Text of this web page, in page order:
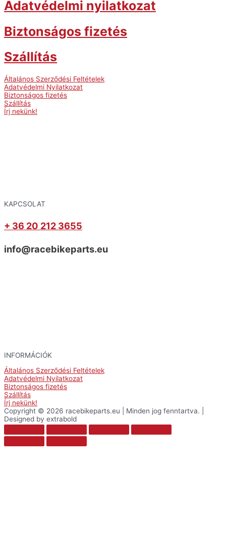
Adatvédelmi nyilatkozat
Biztonságos fizetés
Szállítás
Általános Szerződési Feltételek
Adatvédelmi Nyilatkozat
Biztonságos fizetés
Szállítás
Írj nekünk!
KAPCSOLAT
+ 36 20 212 3655
info@racebikeparts.eu
INFORMÁCIÓK
Általános Szerződési Feltételek
Adatvédelmi Nyilatkozat
Biztonságos fizetés
Szállítás
Írj nekünk!
Copyright © 2026 racebikeparts.eu | Minden jog fenntartva. |
Designed by extrabold